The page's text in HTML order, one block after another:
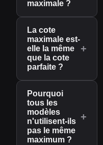
maximale ?
La cote
maximale est-
elle la même
que la cote
parfaite ?
+
Pourquoi
tous les
modèles
n'utilisent-ils
pas le même
maximum ?
+